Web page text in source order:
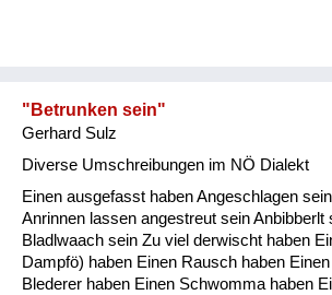
"Betrunken sein"
Gerhard Sulz
Diverse Umschreibungen im NÖ Dialekt
Einen ausgefasst haben Angeschlagen
Anrinnen lassen angestreut sein Anbibberlt
Bladlwaach sein Zu viel derwischt haben
Dampfö) haben Einen Rausch haben
Blederer haben Einen Schwomma haben